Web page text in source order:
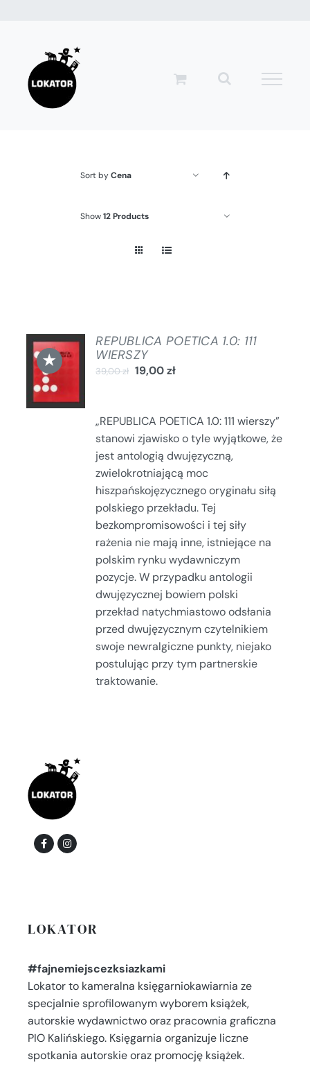
zawartości
Sort byCena
Show12 Products
★
DODAJ
DO
KOSZYKA
/
SZCZEGÓŁY
REPUBLICA POETICA 1.0: 111
WIERSZY
39,00zł 19,00zł
„REPUBLICA POETICA 1.0: 111 wierszy”
stanowi zjawisko o tyle wyjątkowe, że
jest antologią dwujęzyczną,
zwielokrotniającą moc
hiszpańskojęzycznego oryginału siłą
polskiego przekładu. Tej
bezkompromisowości i tej siły
rażenia nie mają inne, istniejące na
polskim rynku wydawniczym
pozycje. W przypadku antologii
dwujęzycznej bowiem polski
przekład natychmiastowo odsłania
przed dwujęzycznym czytelnikiem
swoje newralgiczne punkty, niejako
postulując przy tym partnerskie
traktowanie.
LOKATOR
#fajnemiejscezksiazkami
Lokator to kameralna księgarniokawiarnia ze
specjalnie sprofilowanym wyborem książek,
autorskie wydawnictwo oraz pracownia graficzna
PIO Kalińskiego. Księgarnia organizuje liczne
spotkania autorskie oraz promocję książek.